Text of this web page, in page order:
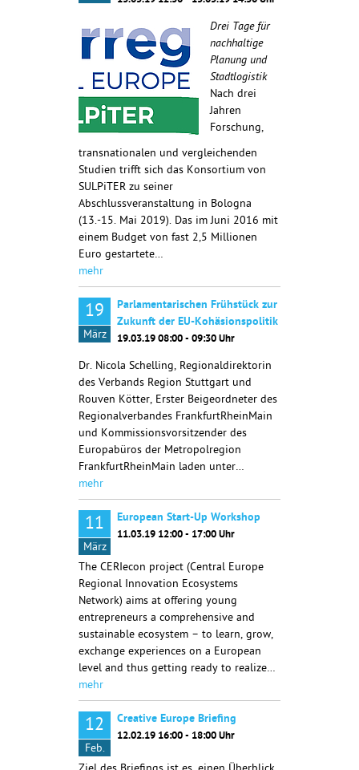
Drei Tage für
nachhaltige
Planung und
Stadtlogistik
Nach drei
Jahren
Forschung,
transnationalen und vergleichenden
Studien trifft sich das Konsortium von
SULPiTER zu seiner
Abschlussveranstaltung in Bologna
(13.-15. Mai 2019). Das im Juni 2016 mit
einem Budget von fast 2,5 Millionen
Euro gestartete…
mehr
19
März
Parlamentarischen Frühstück zur
Zukunft der EU-Kohäsionspolitik
19.03.19 08:00 - 09:30 Uhr
Dr. Nicola Schelling, Regionaldirektorin
des Verbands Region Stuttgart und
Rouven Kötter, Erster Beigeordneter des
Regionalverbandes FrankfurtRheinMain
und Kommissionsvorsitzender des
Europabüros der Metropolregion
FrankfurtRheinMain laden unter…
mehr
11
März
European Start-Up Workshop
11.03.19 12:00 - 17:00 Uhr
The CERIecon project (Central Europe
Regional Innovation Ecosystems
Network) aims at offering young
entrepreneurs a comprehensive and
sustainable ecosystem – to learn, grow,
exchange experiences on a European
level and thus getting ready to realize…
mehr
12
Feb.
Creative Europe Briefing
12.02.19 16:00 - 18:00 Uhr